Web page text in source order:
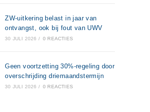
ZW-uitkering belast in jaar van
ontvangst, ook bij fout van UWV
30 JULI 2026 / 0 REACTIES
Geen voortzetting 30%-regeling door
overschrijding driemaandstermijn
30 JULI 2026 / 0 REACTIES